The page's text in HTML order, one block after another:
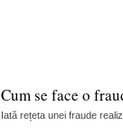
Cum se face o
Iată rețeta unei fraude